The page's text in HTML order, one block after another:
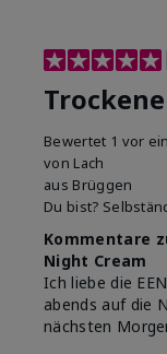
Bewertet 1 vor
von Lach
aus Brüggen
Du bist?
Kommentare
Night Cream
Ich liebe die
abends auf die
nächsten